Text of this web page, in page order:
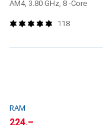
AM4, 3.80 GHz, 8 -Core
118
RAM
CHF
224.–